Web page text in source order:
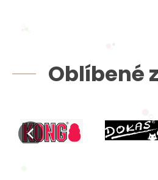
Oblíbené